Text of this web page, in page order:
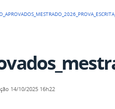
14/10/2025 16h22